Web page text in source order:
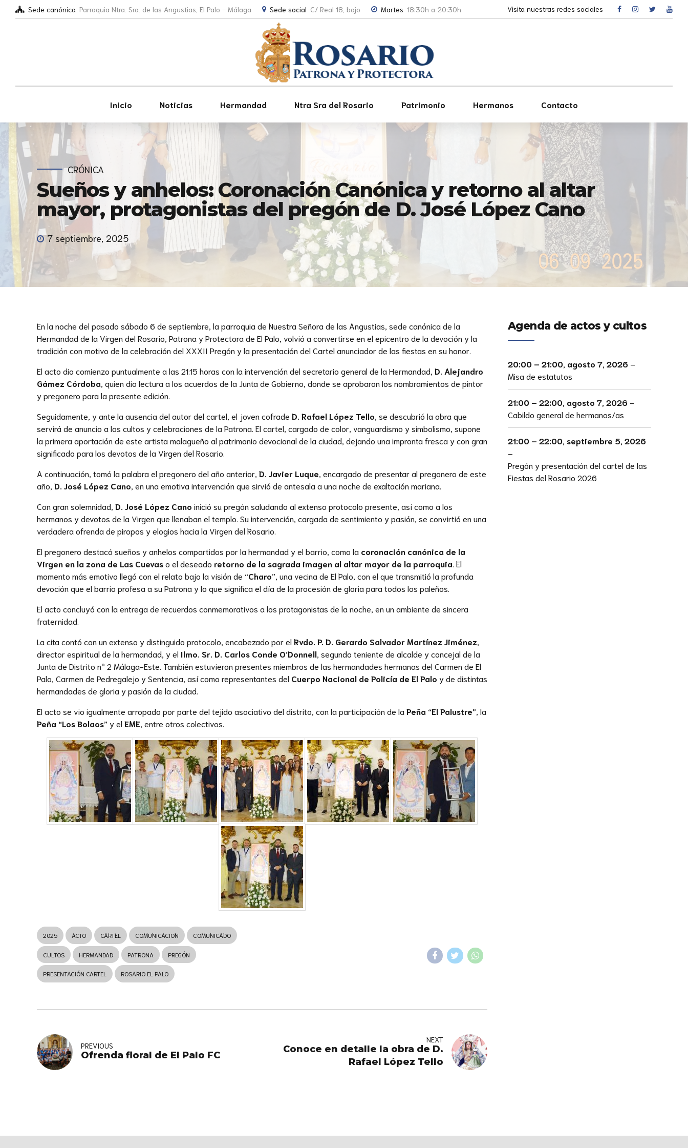
Sede canónica Parroquia Ntra. Sra. de las Angustias, El Palo - Málaga Sede social C/ Real 18, bajo Martes 18:30h a 20:30h Visita nuestras redes sociales
Inicio Noticias Hermandad Ntra Sra del Rosario Patrimonio Hermanos Contacto
CRÓNICA
Sueños y anhelos: Coronación Canónica y retorno al altar
mayor, protagonistas del pregón de D. José López Cano
7 septiembre, 2025
En la noche del pasado sábado 6 de septiembre, la parroquia de Nuestra Señora de las Angustias, sede canónica de la
Hermandad de la Virgen del Rosario, Patrona y Protectora de El Palo, volvió a convertirse en el epicentro de la devoción y la
tradición con motivo de la celebración del XXXII Pregón y la presentación del Cartel anunciador de las fiestas en su honor.
El acto dio comienzo puntualmente a las 21:15 horas con la intervención del secretario general de la Hermandad, D. Alejandro
Gámez Córdoba , quien dio lectura a los acuerdos de la Junta de Gobierno, donde se aprobaron los nombramientos de pintor
y pregonero para la presente edición.
Seguidamente, y ante la ausencia del autor del cartel, el joven cofrade D. Rafael López Tello , se descubrió la obra que
servirá de anuncio a los cultos y celebraciones de la Patrona. El cartel, cargado de color, vanguardismo y simbolismo, supone
la primera aportación de este artista malagueño al patrimonio devocional de la ciudad, dejando una impronta fresca y con gran
significado para los devotos de la Virgen del Rosario.
A continuación, tomó la palabra el pregonero del año anterior, D. Javier Luque , encargado de presentar al pregonero de este
año, D. José López Cano , en una emotiva intervención que sirvió de antesala a una noche de exaltación mariana.
Con gran solemnidad, D. José López Cano inició su pregón saludando al extenso protocolo presente, así como a los
hermanos y devotos de la Virgen que llenaban el templo. Su intervención, cargada de sentimiento y pasión, se convirtió en una
verdadera ofrenda de piropos y elogios hacia la Virgen del Rosario.
El pregonero destacó sueños y anhelos compartidos por la hermandad y el barrio, como la coronación canónica de la
Virgen en la zona de Las Cuevaso el deseado retorno de la sagrada imagen al altar mayor de la parroquia . El
momento más emotivo llegó con el relato bajo la visión de “Charo”, una vecina de El Palo, con el que transmitió la profunda
devoción que el barrio profesa a su Patrona y lo que significa el día de la procesión de gloria para todos los paleños.
El acto concluyó con la entrega de recuerdos conmemorativos a los protagonistas de la noche, en un ambiente de sincera
fraternidad.
La cita contó con un extenso y distinguido protocolo, encabezado por el Rvdo. P. D. Gerardo Salvador Martínez Jiménez
director espiritual de la hermandad, y el Ilmo. Sr. D. Carlos Conde O’Donnell , segundo teniente de alcalde y concejal de la
Junta de Distrito nº 2 Málaga-Este. También estuvieron presentes miembros de las hermandades hermanas del Carmen de El
Palo, Carmen de Pedregalejo y Sentencia, así como representantes del Cuerpo Nacional de Policía de El Palo y de distintas
hermandades de gloria y pasión de la ciudad.
El acto se vio igualmente arropado por parte del tejido asociativo del distrito, con la participación de la Peña “El Palustre” , la
Peña “Los Bolaos” y el EME , entre otros colectivos.
2025 ACTO CARTEL COMUNICACION COMUNICADO
CULTOS HERMANDAD PATRONA PREGÓN
PRESENTACIÓN CARTEL ROSARIO EL PALO
PREVIOUS
Ofrenda floral de El Palo FC
NEXT
Conoce en detalle la obra de D.
Rafael López Tello
Agenda de actos y cultos
20:00 – 21:00, agosto 7, 2026 –
Misa de estatutos
21:00 – 22:00 agosto 7, 2026 –
Cabildo general de hermanos/as
21:00 – 22:00 septiembre 5, 2026
–
Pregón y presentación del cartel de las
Fiestas del Rosario 2026